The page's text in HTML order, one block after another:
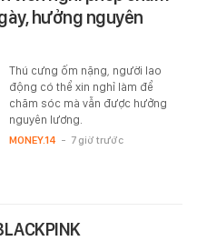
hưởng nguyên
Thú cưng ốm nặng, người lao
động có thể xin nghỉ làm để
chăm sóc mà vẫn được hưởng
nguyên lương.
MONEY.14 - 7 giờ trước